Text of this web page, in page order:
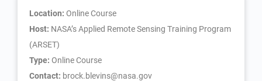
Location: Online Course
Host: NASA’s Applied Remote Sensing Training Program
(ARSET)
Type: Online Course
Contact: brock.blevins@nasa.gov